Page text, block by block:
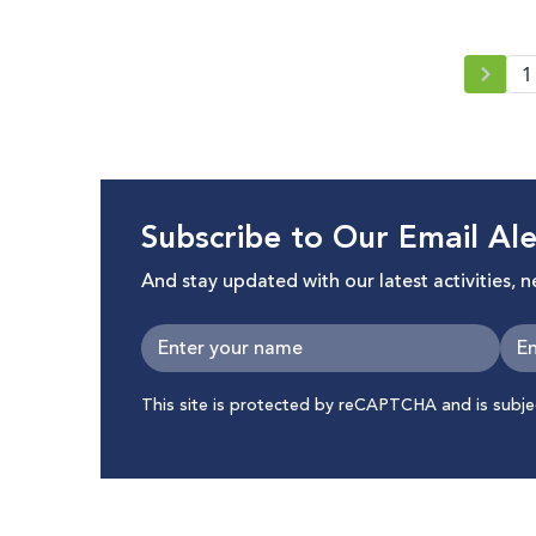
1
Subscribe to Our Email
And stay updated with our latest activities,
This site is protected by reCAPTCHA and is